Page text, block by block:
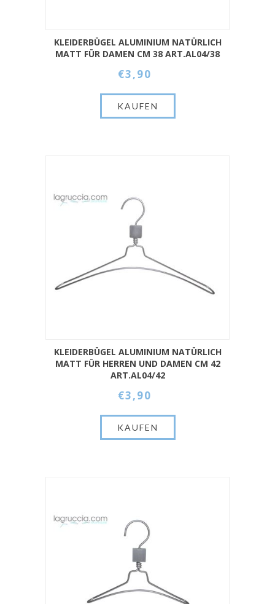
KLEIDERBÜGEL ALUMINIUM NATÜRLICH
MATT FÜR DAMEN CM 38 ART.AL04/38
€3,90
KLEIDERBÜGEL ALUMINIUM NATÜRLICH
MATT FÜR HERREN UND DAMEN CM 42
ART.AL04/42
€3,90